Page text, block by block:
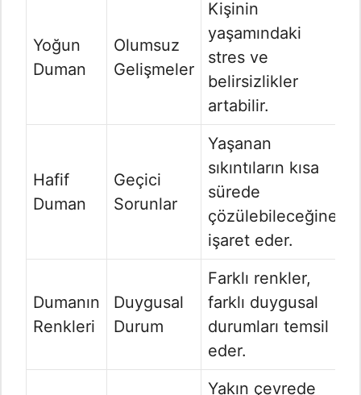
Yoğun
Duman
Olumsuz
Gelişmeler
Kişinin
yaşamındaki
stres ve
belirsizlikler
artabilir.
Hafif
Duman
Geçici
Sorunlar
Yaşanan
sıkıntıların kısa
sürede
çözülebileceğine
işaret eder.
Dumanın
Renkleri
Duygusal
Durum
Farklı renkler,
farklı duygusal
durumları temsil
eder.
Yakın çevrede